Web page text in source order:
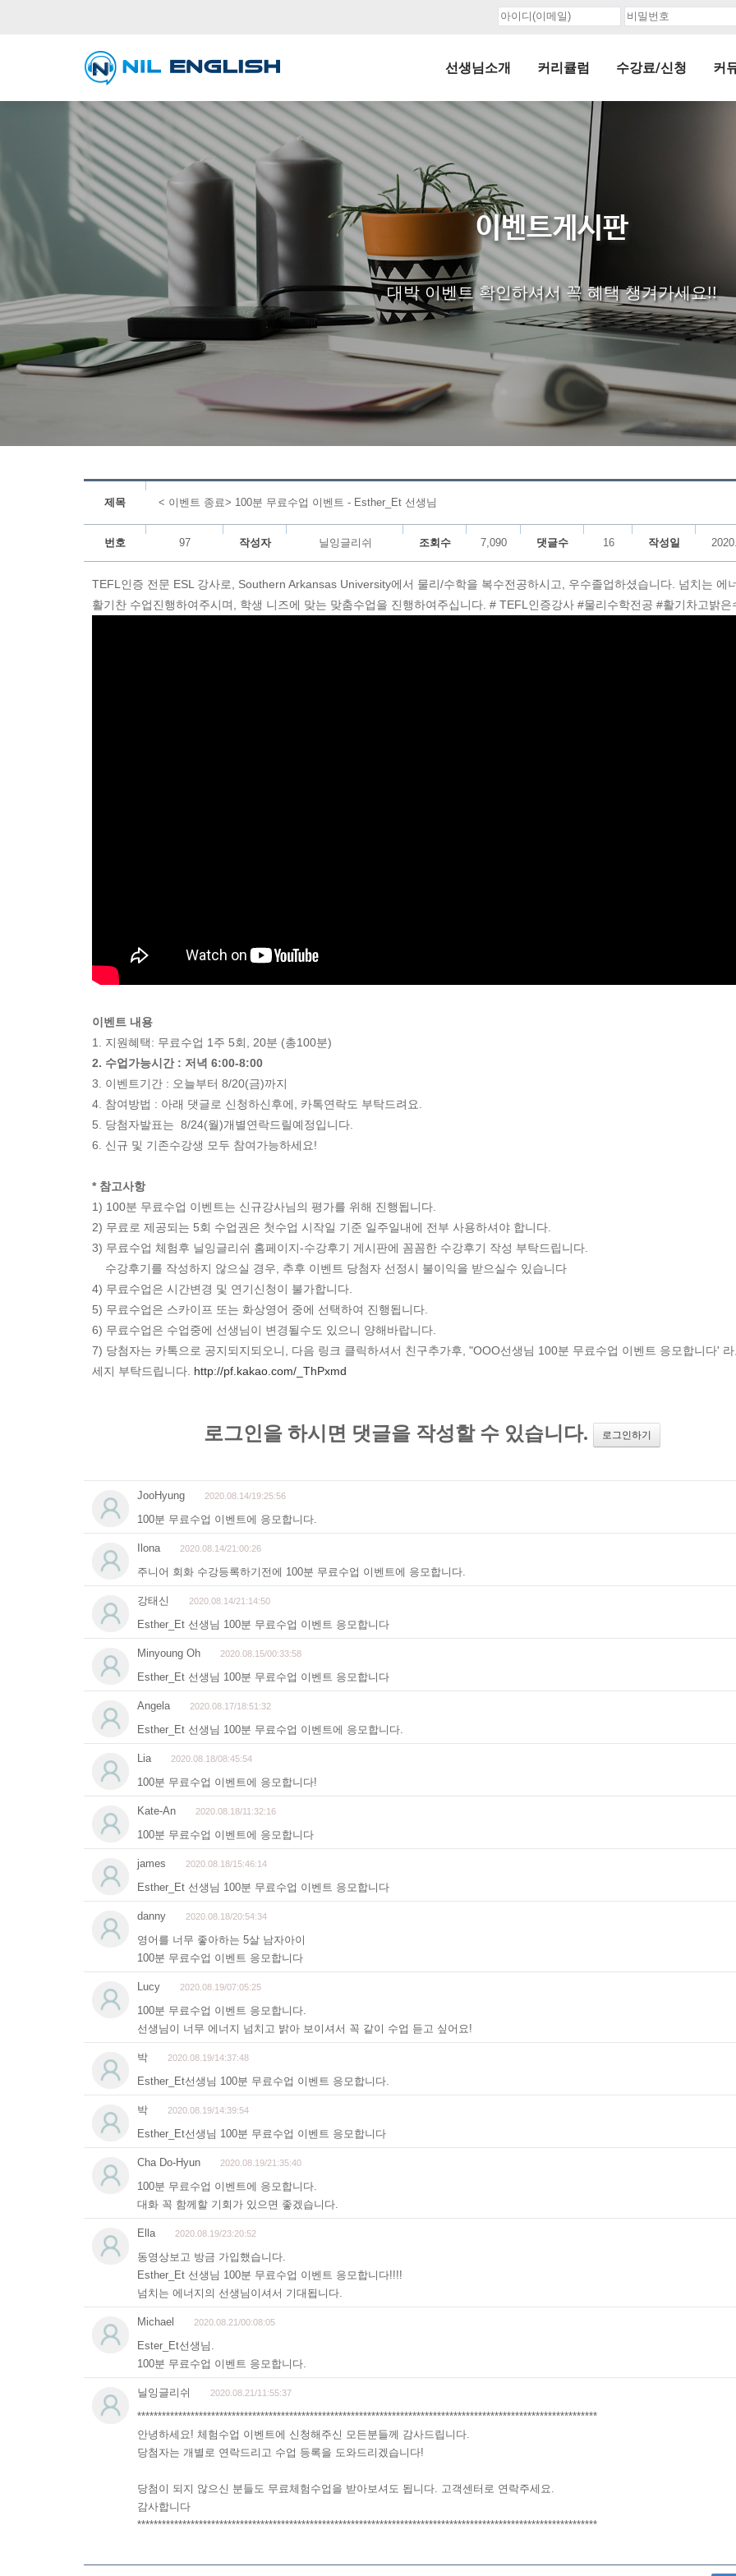
선생님소개 커리큘럼 수강료/신청 커
이벤트게시판
대박 이벤트 확인하셔서 꼭 혜택 챙겨가세요!!
제목 < 이벤트 종료> 100분 무료수업 이벤트 - Esther_Et 선생님
번호 97 작성자 닐잉글리쉬 조회수 7,090 댓글수 16 작성일
TEFL인증 전문 ESL 강사로, Southern Arkansas University에서 물리/수학을 복수전공하시고, 우수졸업하셨습니다. 넘치는 에
활기찬 수업진행하여주시며, 학생 니즈에 맞는 맞춤수업을 진행하여주십니다. # TEFL인증강사 #물리수학전공 #활기차고밝은
이벤트 내용
1. 지원혜택: 무료수업 1주 5회, 20분 (총100분)
2. 수업가능시간 : 저녁 6:00-8:00
3. 이벤트기간 : 오늘부터 8/20(금)까지
4. 참여방법 : 아래 댓글로 신청하신후에, 카톡연락도 부탁드려요.
5. 당첨자발표는 8/24(월)개별연락드릴예정입니다.
6. 신규 및 기존수강생 모두 참여가능하세요!
* 참고사항
1) 100분 무료수업 이벤트는 신규강사님의 평가를 위해 진행됩니다.
2) 무료로 제공되는 5회 수업권은 첫수업 시작일 기준 일주일내에 전부 사용하셔야 합니다.
3) 무료수업 체험후 닐잉글리쉬 홈페이지-수강후기 게시판에 꼼꼼한 수강후기 작성 부탁드립니다.
수강후기를 작성하지 않으실 경우, 추후 이벤트 당첨자 선정시 불이익을 받으실수 있습니다
4) 무료수업은 시간변경 및 연기신청이 불가합니다.
5) 무료수업은 스카이프 또는 화상영어 중에 선택하여 진행됩니다.
6) 무료수업은 수업중에 선생님이 변경될수도 있으니 양해바랍니다.
7) 당첨자는 카톡으로 공지되지되오니, 다음 링크 클릭하셔서 친구추가후, "OOO선생님 100분 무료수업 이벤트 응모합니다'
세지 부탁드립니다. http://pf.kakao.com/_ThPxmd